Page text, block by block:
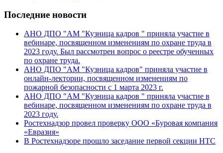
Последние новости
АНО ДПО "АМ "Кузница кадров " приняла участие в
вебинаре, посвященном изменениям по охране труда в
2023 году. Был рассмотрен вопрос о реестре обученных
по охране труда.
АНО ДПО "АМ "Кузница кадров" приняла участие в
онлайн-лектории, посвященном изменениям по
пожарной безопасности с 1 марта 2023 г.
АНО ДПО "АМ "Кузница кадров " приняла участие в
вебинаре, посвященном изменениям по охране труда в
2023 году.
Ростехнадзор провел проверку ООО «Буровая компания
«Евразия»
В Ростехнадзоре прошло заседание первой секции НТС